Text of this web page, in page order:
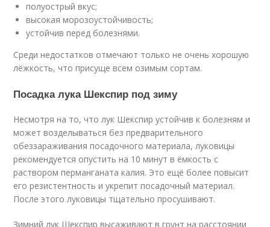
полуострый вкус;
высокая морозоустойчивость;
устойчив перед болезнями.
Среди недостатков отмечают только не очень хорошую
лёжкость, что присуще всем озимым сортам.
Посадка лука Шекспир под зиму
Несмотря на то, что лук Шекспир устойчив к болезням и
может возделываться без предварительного
обеззараживания посадочного материала, луковицы
рекомендуется опустить на 10 минут в ёмкость с
раствором перманганата калия. Это ещё более повысит
его резистентность и укрепит посадочный материал.
После этого луковицы тщательно просушивают.
Зимний лук Шекспир высаживают в грунт на расстоянии